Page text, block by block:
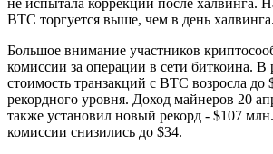
не испытала коррекции после халвинга.
BTC торгуется выше, чем в день халвинга.
Большое внимание участников
комиссии за операции в сети биткоина. В
стоимость транзакций с BTC возросла до
рекордного уровня. Доход майнеров 20
также установил новый рекорд - $107
комиссии снизились до $34.